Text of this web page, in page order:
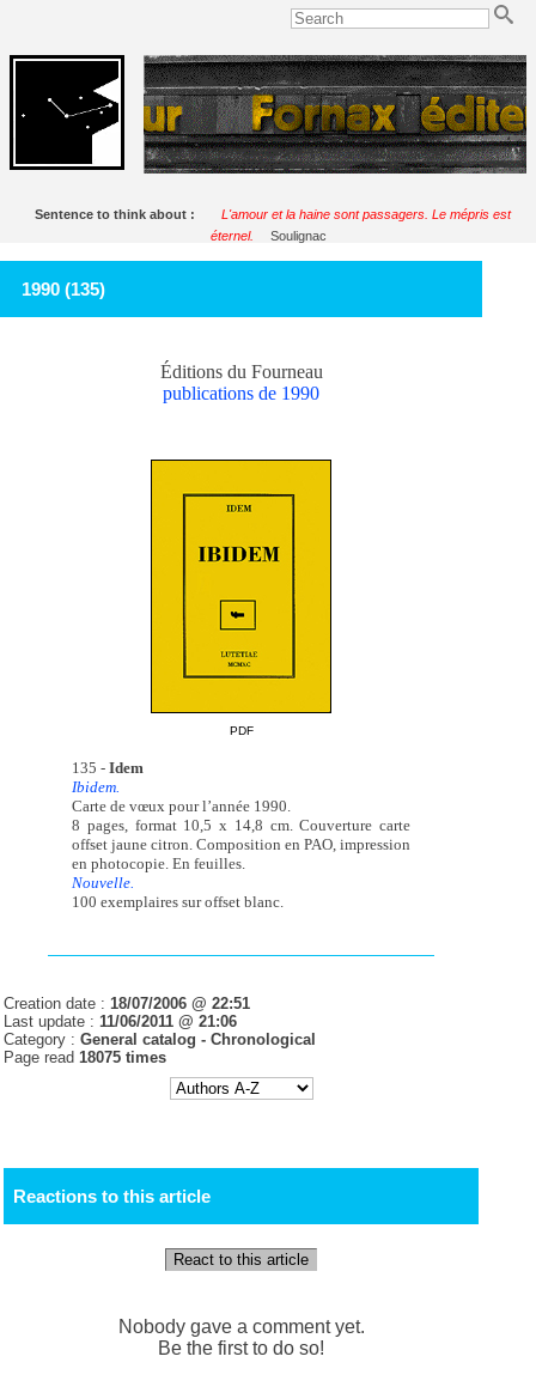
Sentence to think about :
L'amour et la haine sont passagers. Le mépris est
éternel.
Soulignac
1990 (135)
Éditions du Fourneau
publications de 1990
PDF
135 - Idem
Ibidem.
Carte de vœux pour l’année 1990.
8 pages, format 10,5 x 14,8 cm. Couverture carte
offset jaune citron. Composition en PAO, impression
en photocopie. En feuilles.
Nouvelle.
100 exemplaires sur offset blanc.
Creation date : 18/07/2006 @ 22:51
Last update : 11/06/2011 @ 21:06
Category :General catalog -Chronological
Page read 18075 times
Reactions to this article
React to this article
Nobody gave a comment yet.
Be the first to do so!